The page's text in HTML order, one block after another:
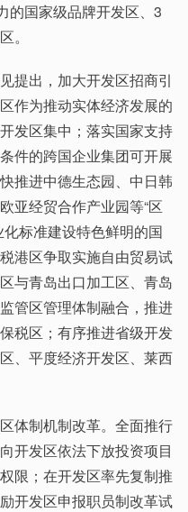
的国家级品牌开发区、3
。
提出，加大开发区招商引
作为推动实体经济发展的
发区集中；落实国家支持
件的跨国企业集团可开展
推进中德生态园、中日韩
亚经贸合作产业园等“区
标准建设特色鲜明的国
港区争取实施自由贸易试
与青岛出口加工区、青岛
管区管理体制融合，推进
税区；有序推进省级开发
、平度经济开发区、莱西
体制机制改革。全面推行
开发区依法下放投资项目
限；在开发区率先复制推
开发区申报职员制改革试